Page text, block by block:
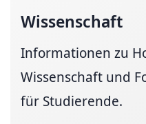
Wissenschaft
Informationen zu
Wissenschaft und
für Studierende.